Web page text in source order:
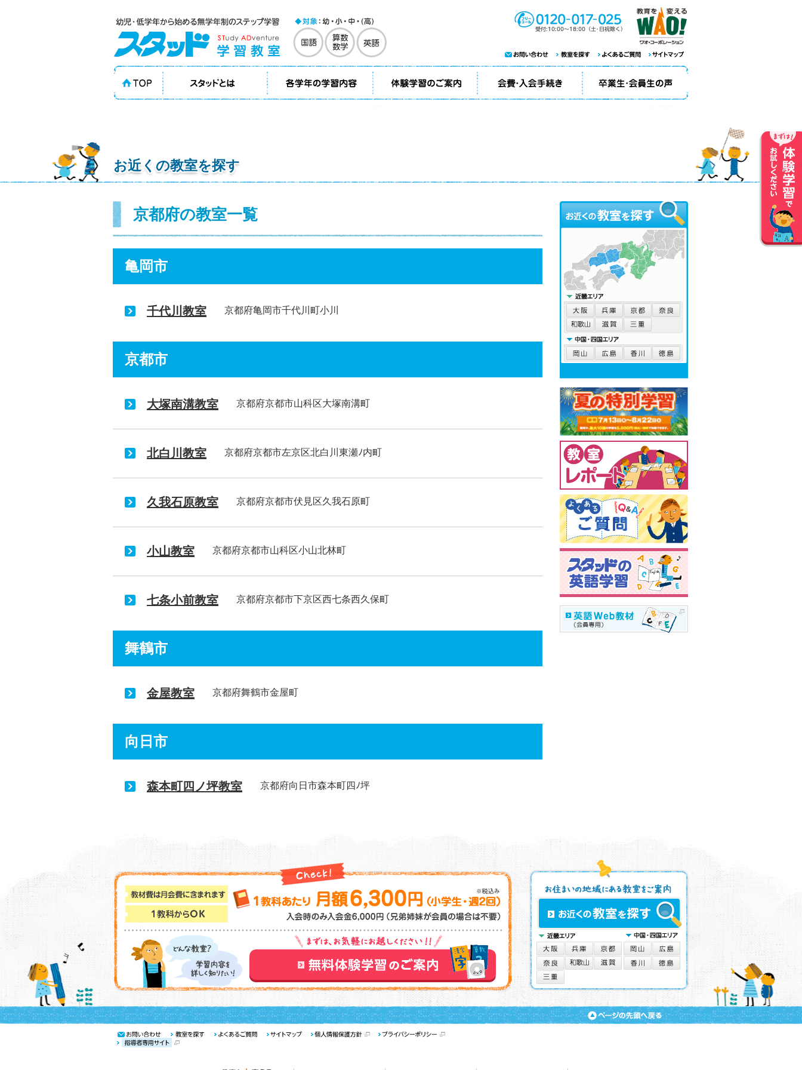
お近くの教室を探す
京都府の教室一覧
亀岡市
千代川教室 京都府亀岡市千代川町小川
京都市
大塚南溝教室 京都府京都市山科区大塚南溝町
北白川教室 京都府京都市左京区北白川東瀬ﾉ内町
久我石原教室 京都府京都市伏見区久我石原町
小山教室 京都府京都市山科区小山北林町
七条小前教室 京都府京都市下京区西七条西久保町
舞鶴市
金屋教室 京都府舞鶴市金屋町
向日市
森本町四ノ坪教室 京都府向日市森本町四ﾉ坪